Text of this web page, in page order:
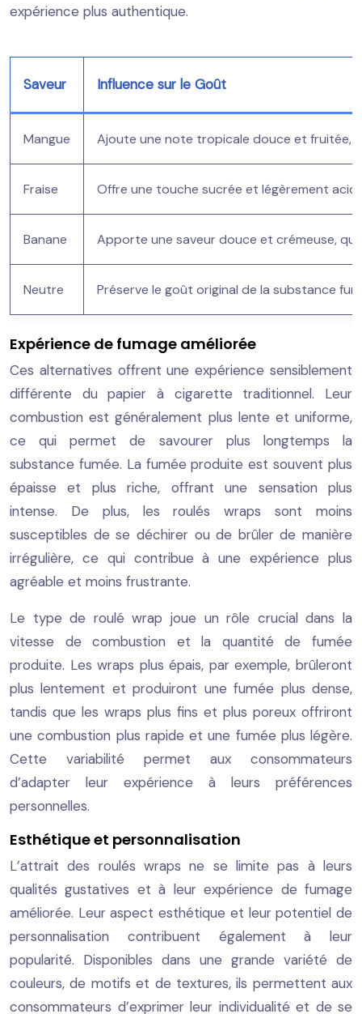
expérience plus authentique.
Saveur Influence sur le Goût
Mangue Ajoute une note tropicale douce et fruitée,
Fraise Offre une touche sucrée et légèrement
Banane Apporte une saveur douce et crémeuse,
Neutre Préserve le goût original de la substance
Expérience de fumage améliorée
Ces alternatives offrent une expérience sensiblement
différente du papier à cigarette traditionnel. Leur
combustion est généralement plus lente et uniforme,
ce qui permet de savourer plus longtemps la
substance fumée. La fumée produite est souvent plus
épaisse et plus riche, offrant une sensation plus
intense. De plus, les roulés wraps sont moins
susceptibles de se déchirer ou de brûler de manière
irrégulière, ce qui contribue à une expérience plus
agréable et moins frustrante.
Le type de roulé wrap joue un rôle crucial dans la
vitesse de combustion et la quantité de fumée
produite. Les wraps plus épais, par exemple, brûleront
plus lentement et produiront une fumée plus dense,
tandis que les wraps plus fins et plus poreux offriront
une combustion plus rapide et une fumée plus légère.
Cette variabilité permet aux consommateurs
d’adapter leur expérience à leurs préférences
personnelles.
Esthétique et personnalisation
L’attrait des roulés wraps ne se limite pas à leurs
qualités gustatives et à leur expérience de fumage
améliorée. Leur aspect esthétique et leur potentiel de
personnalisation contribuent également à leur
popularité. Disponibles dans une grande variété de
couleurs, de motifs et de textures, ils permettent aux
consommateurs d’exprimer leur individualité et de se